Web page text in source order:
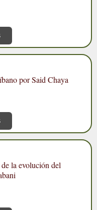
por Said Chaya
la evolución del